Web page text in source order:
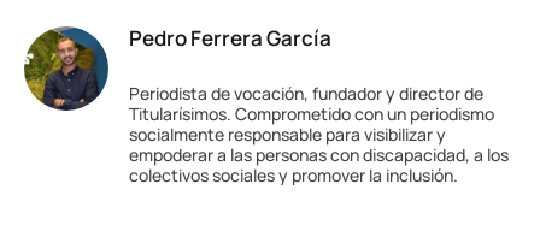
Pedro Ferrera García
Periodista de vocación, fundador y director de
Titularísimos. Comprometido con un periodismo
socialmente responsable para visibilizar y
empoderar a las personas con discapacidad, a los
colectivos sociales y promover la inclusión.